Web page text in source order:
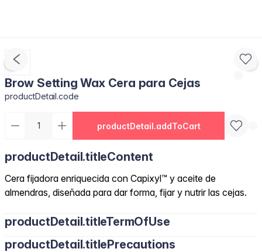
Brow Setting Wax Cera para Cejas
productDetail.code
productDetail.addToCart
productDetail.titleContent
Cera fijadora enriquecida con Capixyl™ y aceite de
almendras, diseñada para dar forma, fijar y nutrir las cejas.
productDetail.titleTermOfUse
productDetail.titlePrecautions